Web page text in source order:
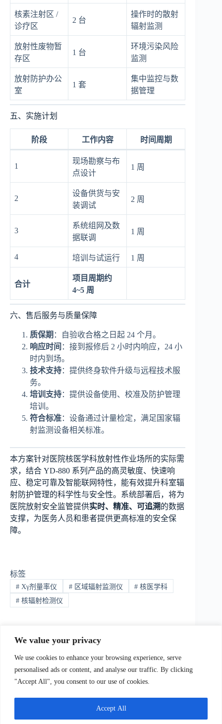
We value your privacy
We use cookies to enhance your browsing experience, serve
personalised ads or content, and analyse our traffic. By clicking
"Accept All", you consent to our use of cookies.
Accept All
核素注射区 /
诊疗区
2 台
操作时的散射
辐射监测
放射性废物暂
存区
1 台
环境污染风险
监测
放射防护办公
室
1 套
集中监控与数
据管理
五、实施计划
阶段 工作内容 时间周期
1
现场勘察与布
点设计
1 周
2
设备供货与安
装调试
2 周
3
系统组网及数
据联调
1 周
4 培训与试运行 1 周
合计
项目周期约
4~5 周
六、售后服务与质量保障
质保期 ：自验收合格之日起 24 个月。
响应时间 ：接到报修后 2 小时内响应，24 小
时内到场。
技术支持：提供终身软件升级与远程技术服
务。
培训支持：提供设备使用、校准及防护管理
培训。
符合标准：设备通过计量检定，满足国家辐
射监测设备相关标准。
本方案针对医院核医学科放射性作业场所的实际需
求，结合 YD-880 系列产品的高灵敏度、快速响
应、稳定可靠及智能联网特性，能有效提升科室辐
射防护管理的科学性与安全性。系统部署后，将为
医院放射安全监管提供实时、精准、可追溯的数据
支撑，为医务人员和患者提供更高标准的安全保
障。
标签
#Xγ剂量率仪 #区域辐射监测仪 # 核医学科
#核辐射检测仪
上一篇：
我们Contact Us:电话(Tel)：+86-0755-23736433;手机
（Wechat）;Email:sales@ydhjkj.cn;Whatsapp:+44-